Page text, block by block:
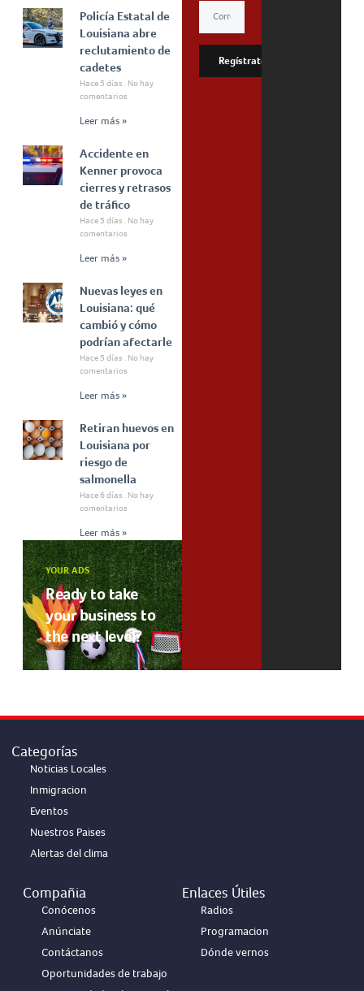
Policía Estatal de
Louisiana abre
reclutamiento de
cadetes
Hace 5 días
No hay
comentarios
Leer más »
Accidente en
Kenner provoca
cierres y retrasos
de tráfico
Hace 5 días
No hay
comentarios
Leer más »
Nuevas leyes en
Louisiana: qué
cambió y cómo
podrían afectarle
Hace 5 días
No hay
comentarios
Leer más »
Retiran huevos en
Louisiana por
riesgo de
salmonella
Hace 6 días
No hay
comentarios
Leer más »
YOUR ADS
Ready to take
your business to
the next level?
Regístrate
Categorías
Noticias Locales
Inmigracion
Eventos
Nuestros Paises
Alertas del clima
Compañia
Conócenos
Anúnciate
Contáctanos
Oportunidades de trabajo
Enlaces Útiles
Radios
Programacion
Dónde vernos